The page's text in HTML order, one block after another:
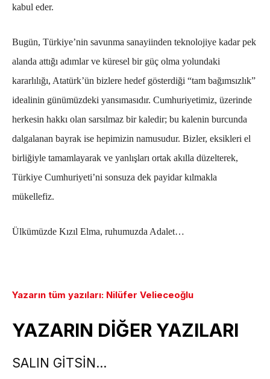
kabul eder.
Bugün, Türkiye’nin savunma sanayiinden teknolojiye kadar pek
alanda attığı adımlar ve küresel bir güç olma yolundaki
kararlılığı, Atatürk’ün bizlere hedef gösterdiği “tam bağımsızlık”
idealinin günümüzdeki yansımasıdır. Cumhuriyetimiz, üzerinde
herkesin hakkı olan sarsılmaz bir kaledir; bu kalenin burcunda
dalgalanan bayrak ise hepimizin namusudur. Bizler, eksikleri el
birliğiyle tamamlayarak ve yanlışları ortak akılla düzelterek,
Türkiye Cumhuriyeti’ni sonsuza dek payidar kılmakla
mükellefiz.
Ülkümüzde Kızıl Elma, ruhumuzda Adalet…
Yazarın tüm yazıları: Nilüfer Velieceoğlu
YAZARIN DİĞER YAZILARI
SALIN GİTSİN…